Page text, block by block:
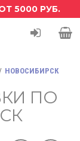
5000 РУБ.
НОВОСИБИРСК
ПО